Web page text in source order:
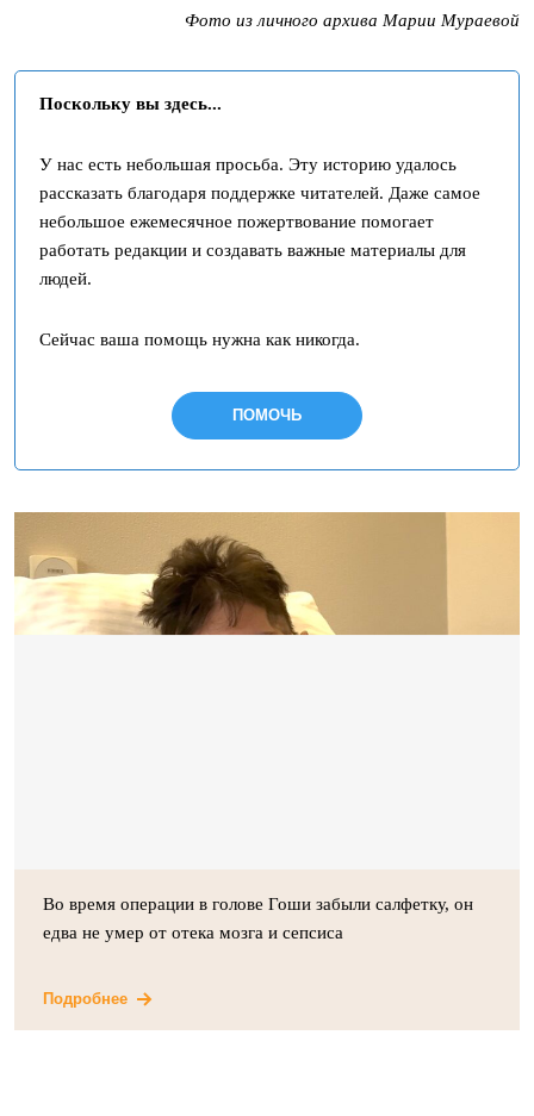
Фото из личного архива Марии Мураевой
Поскольку вы здесь...
У нас есть небольшая просьба. Эту историю удалось
рассказать благодаря поддержке читателей. Даже самое
небольшое ежемесячное пожертвование помогает
работать редакции и создавать важные материалы для
людей.
Сейчас ваша помощь нужна как никогда.
ПОМОЧЬ
Во время операции в голове Гоши забыли салфетку, он
едва не умер от отека мозга и сепсиса
Подробнее